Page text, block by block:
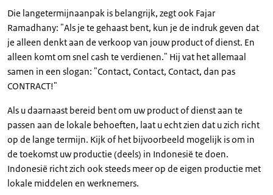
Die langetermijnaanpak is belangrijk, zegt ook Fajar
Ramadhany: "Als je te gehaast bent, kun je de indruk geven dat
je alleen denkt aan de verkoop van jouw product of dienst. En
alleen komt om snel cash te verdienen." Hij vat het allemaal
samen in een slogan: "Contact, Contact, Contact, dan pas
CONTRACT!"
Als u daarnaast bereid bent om uw product of dienst aan te
passen aan de lokale behoeften, laat u echt zien dat u zich richt
op de lange termijn. Kijk of het bijvoorbeeld mogelijk is om in
de toekomst uw productie (deels) in Indonesië te doen.
Indonesië richt zich ook steeds meer op de eigen productie met
lokale middelen en werknemers.